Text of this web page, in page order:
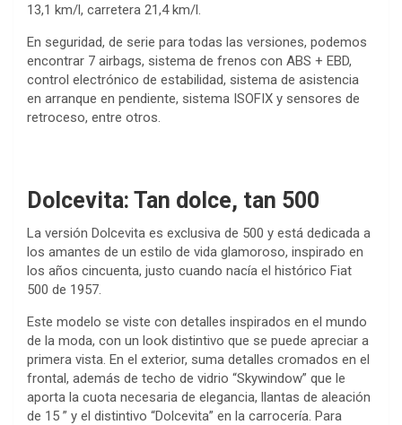
13,1 km/l, carretera 21,4 km/l.
En seguridad, de serie para todas las versiones, podemos
encontrar 7 airbags, sistema de frenos con ABS + EBD,
control electrónico de estabilidad, sistema de asistencia
en arranque en pendiente, sistema ISOFIX y sensores de
retroceso, entre otros.
Dolcevita: Tan dolce, tan 500
La versión Dolcevita es exclusiva de 500 y está dedicada a
los amantes de un estilo de vida glamoroso, inspirado en
los años cincuenta, justo cuando nacía el histórico Fiat
500 de 1957.
Este modelo se viste con detalles inspirados en el mundo
de la moda, con un look distintivo que se puede apreciar a
primera vista. En el exterior, suma detalles cromados en el
frontal, además de techo de vidrio “Skywindow” que le
aporta la cuota necesaria de elegancia, llantas de aleación
de 15 ” y el distintivo “Dolcevita” en la carrocería. Para